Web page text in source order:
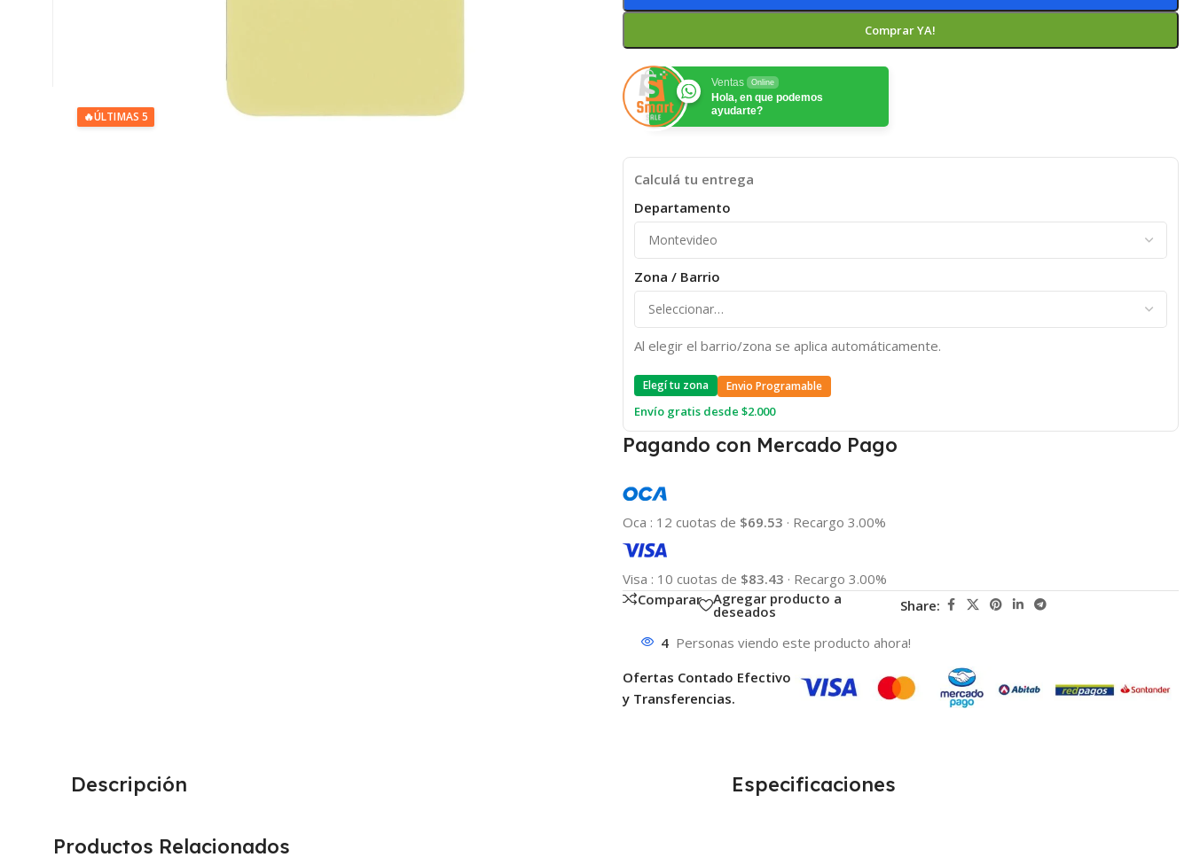
🔥ÚLTIMAS 5
Comprar YA!
Ventas Online
Hola, en que podemos
ayudarte?
Calculá tu entrega
Departamento
Zona / Barrio
Al elegir el barrio/zona se aplica automáticamente.
Elegí tu zona Envio Programable
Envío gratis desde $2.000
Pagando con Mercado Pago
Oca : 12 cuotas de $69.53 · Recargo 3.00%
Visa : 10 cuotas de $83.43 · Recargo 3.00%
Comparar
Agregar producto a
deseados Share:
4 Personas viendo este producto ahora!
Ofertas Contado Efectivo
y Transferencias.
Descripción Especificaciones
Productos Relacionados